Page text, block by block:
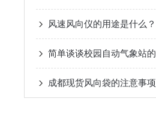
风速风向仪的用途是什么？
成都现货风向袋的注意事项